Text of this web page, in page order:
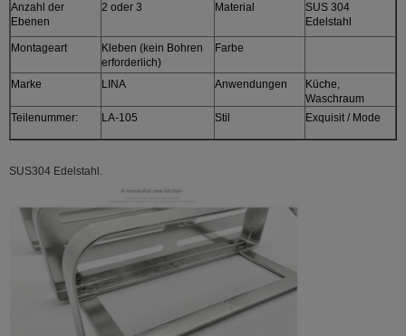
Anzahl der
Ebenen
2 oder 3 Material
SUS 304
Edelstahl
Montageart
Kleben (kein Bohren
erforderlich)
Farbe
Marke LINA Anwendungen
Küche,
Waschraum
Teilenummer:
LA-105 Stil Exquisit / Mode
SUS304 Edelstahl.